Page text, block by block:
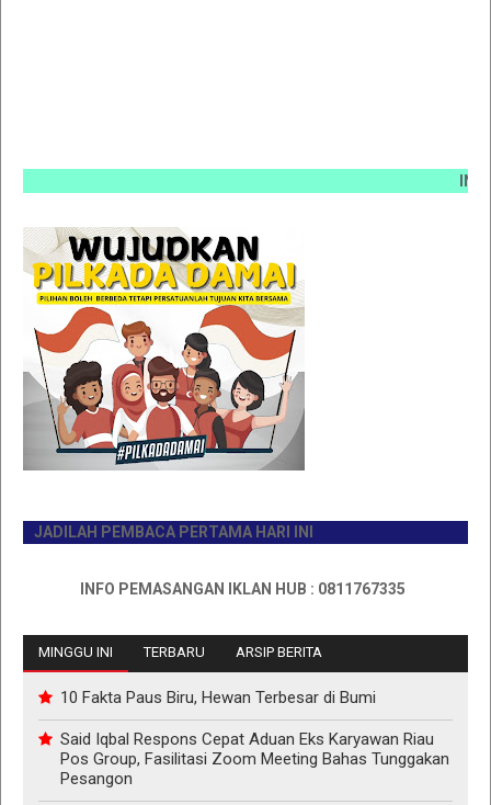
INFO
PEMBACA PERTAMA HARI INI
INFO PEMASANGAN IKLAN HUB : 0811767335
MINGGU INI TERBARU ARSIP BERITA
10 Fakta Paus Biru, Hewan Terbesar di Bumi
Said Iqbal Respons Cepat Aduan Eks Karyawan Riau
Pos Group, Fasilitasi Zoom Meeting Bahas Tunggakan
Pesangon